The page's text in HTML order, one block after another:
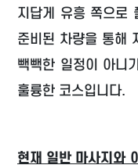
지답게 유흥 쪽으로
준비된 차량을 통해
빽빽한 일정이 아니
훌륭한 코스입니다.
현재 일반 마사지와